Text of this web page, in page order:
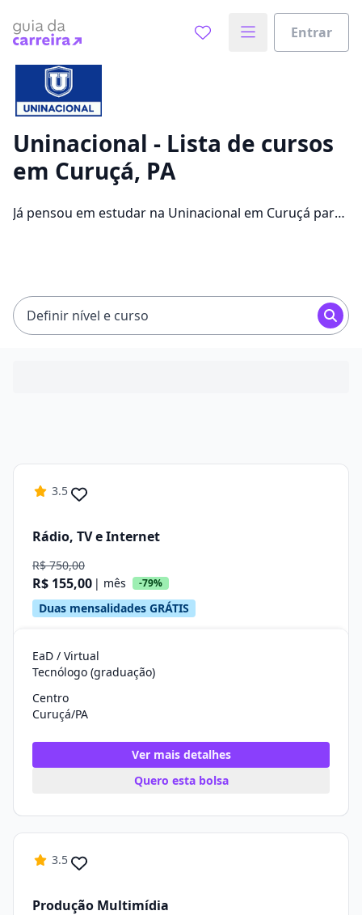
Entrar
Vamos te guiar no caminho ideal para seus estudos
Uninacional - Lista de cursos
em Curuçá, PA
Já pensou em estudar na Uninacional em Curuçá para
Definir nível e curso
3.5
Rádio, TV e Internet
R$ 750,00
R$ 155,00 | mês -79%
Duas mensalidades GRÁTIS
EaD / Virtual
Tecnólogo (graduação)
Centro
Curuçá/PA
Ver mais detalhes
Quero esta bolsa
3.5
Produção Multimídia